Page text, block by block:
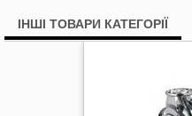
ІНШІ ТОВАРИ КАТЕГОРІЇ